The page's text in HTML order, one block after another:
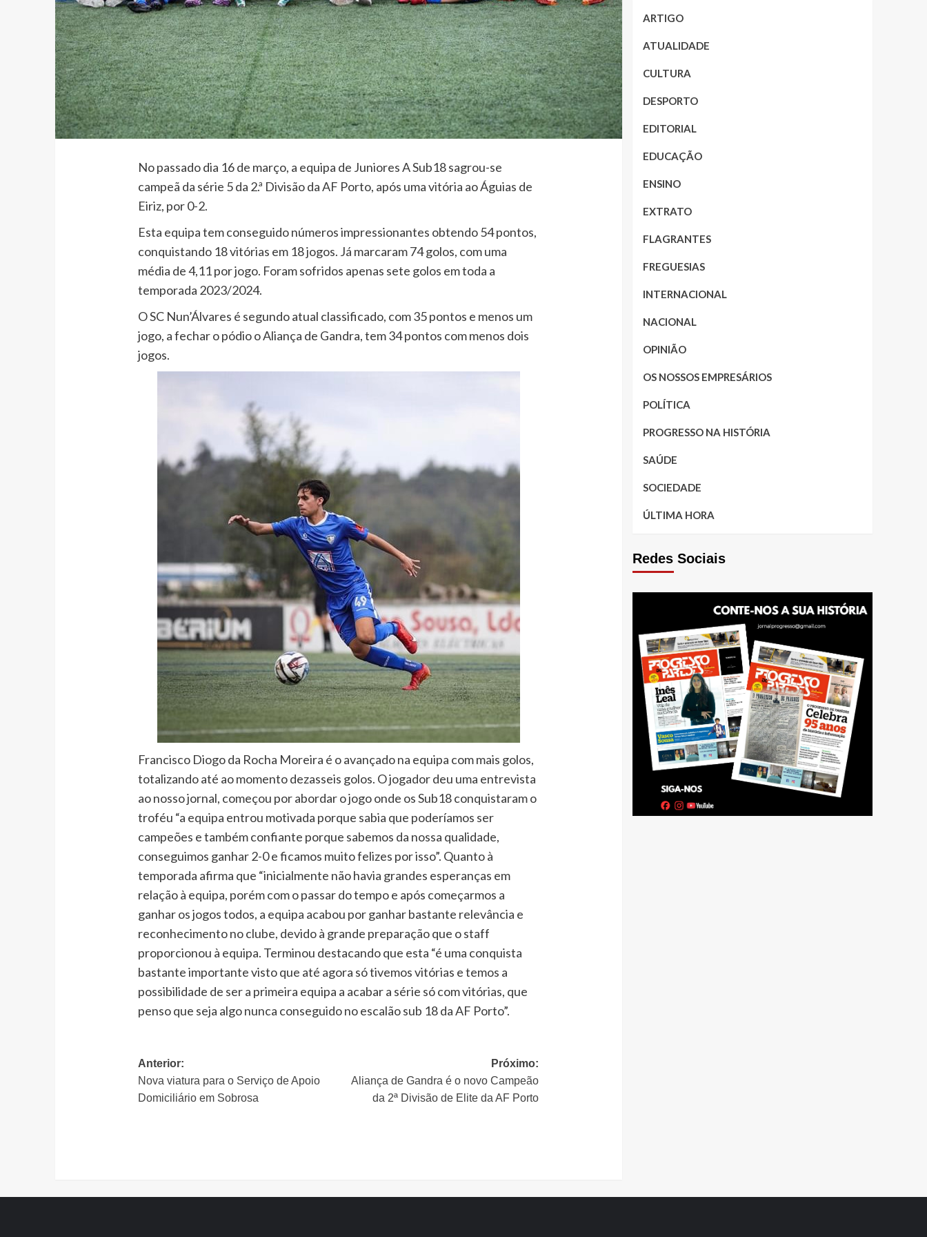
No passado dia 16 de março, a equipa de Juniores A Sub18 sagrou-se
campeã da série 5 da 2.ª Divisão da AF Porto, após uma vitória ao Águias de
Eiriz, por 0-2.
Esta equipa tem conseguido números impressionantes obtendo 54 pontos,
conquistando 18 vitórias em 18 jogos. Já marcaram 74 golos, com uma
média de 4,11 por jogo. Foram sofridos apenas sete golos em toda a
temporada 2023/2024.
O SC Nun’Álvares é segundo atual classificado, com 35 pontos e menos um
jogo, a fechar o pódio o Aliança de Gandra, tem 34 pontos com menos dois
jogos.
Francisco Diogo da Rocha Moreira é o avançado na equipa com mais golos,
totalizando até ao momento dezasseis golos. O jogador deu uma entrevista
ao nosso jornal, começou por abordar o jogo onde os Sub18 conquistaram o
troféu “a equipa entrou motivada porque sabia que poderíamos ser
campeões e também confiante porque sabemos da nossa qualidade,
conseguimos ganhar 2-0 e ficamos muito felizes por isso”. Quanto à
temporada afirma que “inicialmente não havia grandes esperanças em
relação à equipa, porém com o passar do tempo e após começarmos a
ganhar os jogos todos, a equipa acabou por ganhar bastante relevância e
reconhecimento no clube, devido à grande preparação que o staff
proporcionou à equipa. Terminou destacando que esta “é uma conquista
bastante importante visto que até agora só tivemos vitórias e temos a
possibilidade de ser a primeira equipa a acabar a série só com vitórias, que
penso que seja algo nunca conseguido no escalão sub 18 da AF Porto”.
Navegação
de
Anterior:
Nova viatura para o Serviço de Apoio
Domiciliário em Sobrosa
Próximo:
Aliança de Gandra é o novo Campeão
da 2ª Divisão de Elite da AF Porto
ARTIGO
ATUALIDADE
CULTURA
DESPORTO
EDITORIAL
EDUCAÇÃO
ENSINO
EXTRATO
FLAGRANTES
FREGUESIAS
INTERNACIONAL
NACIONAL
OPINIÃO
OS NOSSOS EMPRESÁRIOS
POLÍTICA
PROGRESSO NA HISTÓRIA
SAÚDE
SOCIEDADE
ÚLTIMA HORA
Redes Sociais